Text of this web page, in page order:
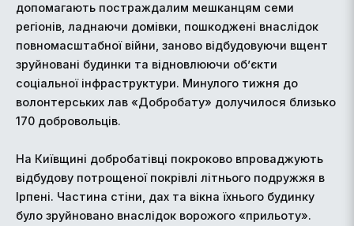
допомагають постраждалим мешканцям семи
регіонів, ладнаючи домівки, пошкоджені внаслідок
повномасштабної війни, заново відбудовуючи вщент
зруйновані будинки та відновлюючи об’єкти
соціальної інфраструктури. Минулого тижня до
волонтерських лав «Добробату» долучилося близько
170 добровольців.
На Київщині добробатівці покроково впроваджують
відбудову потрощеної покрівлі літнього подружжя в
Ірпені. Частина стіни, дах та вікна їхнього будинку
було зруйновано внаслідок ворожого «прильоту».